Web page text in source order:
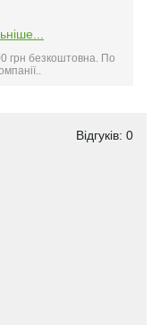
грн безкоштовна. По
Відгуків: 0